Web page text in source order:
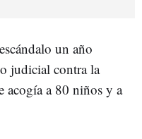
un año
judicial contra la
acogía a 80 niños y a